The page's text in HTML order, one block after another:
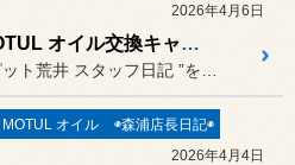
2026年4月6日
4/1より ★MOTUL オイル交換キャンペーン☆ ぜひ高性能オイルのモチュールを体感してみませんか(・ω<) /
MOTUL オイル
◉森浦店長日記◉
2026年4月4日